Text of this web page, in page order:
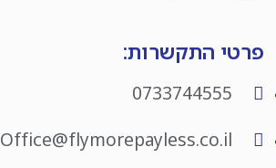
פרטי התקשרות:
0733744555
Office@flymorepayless.co.il